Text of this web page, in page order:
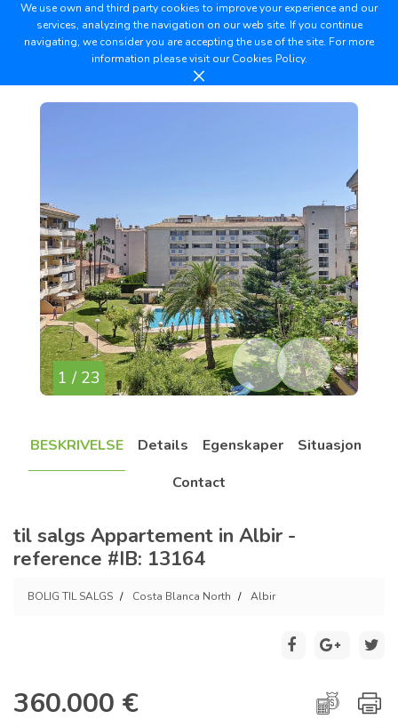
We use own and third party cookies to improve your experience and our
services, analyzing the navigation on our web site. If you continue
navigating, we consider you are accepting the use of the site. For more
information please visit ourCookies Policy.
1 / 23
BESKRIVELSE Details Egenskaper
Situasjon
Contact
til salgs Appartement in Albir -
reference #IB: 13164
BOLIG TIL SALGS Costa Blanca North Albir
360.000 €